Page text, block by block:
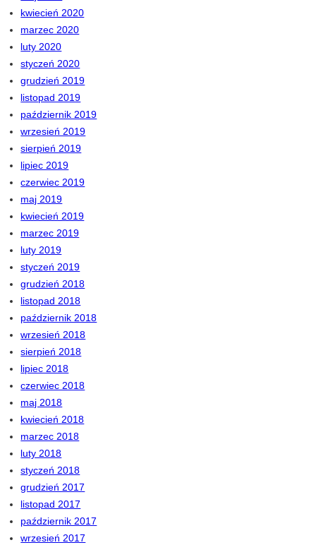
kwiecień 2020
marzec 2020
luty 2020
styczeń 2020
grudzień 2019
listopad 2019
październik 2019
wrzesień 2019
sierpień 2019
lipiec 2019
czerwiec 2019
maj 2019
kwiecień 2019
marzec 2019
luty 2019
styczeń 2019
grudzień 2018
listopad 2018
październik 2018
wrzesień 2018
sierpień 2018
lipiec 2018
czerwiec 2018
maj 2018
kwiecień 2018
marzec 2018
luty 2018
styczeń 2018
grudzień 2017
listopad 2017
październik 2017
wrzesień 2017